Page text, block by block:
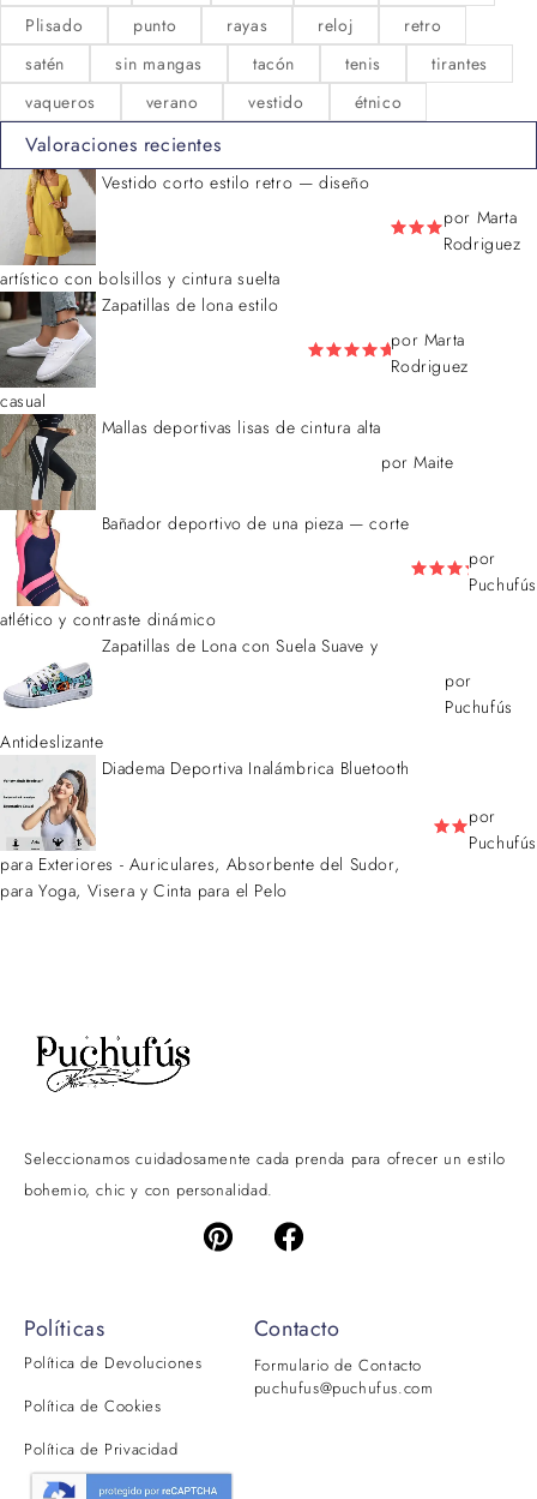
Plisado
punto rayas reloj
retro
satén
sin mangas tacón tenis
tirantes
vaqueros
verano vestido étnico
Valoraciones recientes
Vestido corto estilo retro — diseño
artístico con bolsillos y cintura suelta
por Marta
Rodriguez
Zapatillas de lona estilo
casual
por Marta
Rodriguez
Mallas deportivas lisas de cintura alta
por Maite
Bañador deportivo de una pieza — corte
atlético y contraste dinámico
por
Puchufús
Zapatillas de Lona con Suela Suave y
Antideslizante
por
Puchufús
Diadema Deportiva Inalámbrica Bluetooth
para Exteriores - Auriculares, Absorbente del Sudor,
para Yoga, Visera y Cinta para el Pelo
por
Puchufús
Seleccionamos cuidadosamente cada prenda para ofrecer un estilo
bohemio, chic y con personalidad.
Políticas
Política de Devoluciones
Política de Cookies
Política de Privacidad
Contacto
Formulario de Contacto
puchufus@puchufus.com